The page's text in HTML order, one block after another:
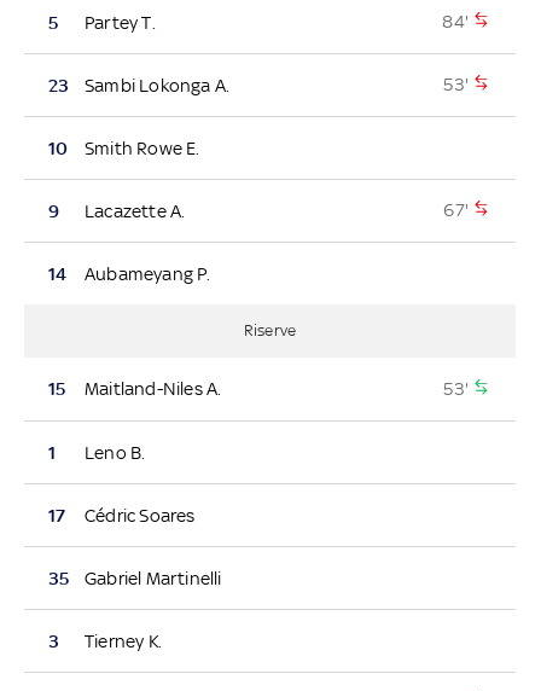
5 Partey T. 84'
23 Sambi Lokonga A. 53'
10 Smith Rowe E.
9 Lacazette A. 67'
14 Aubameyang P.
Riserve
15 Maitland-Niles A. 53'
1 Leno B.
17 Cédric Soares
35 Gabriel Martinelli
3 Tierney K.